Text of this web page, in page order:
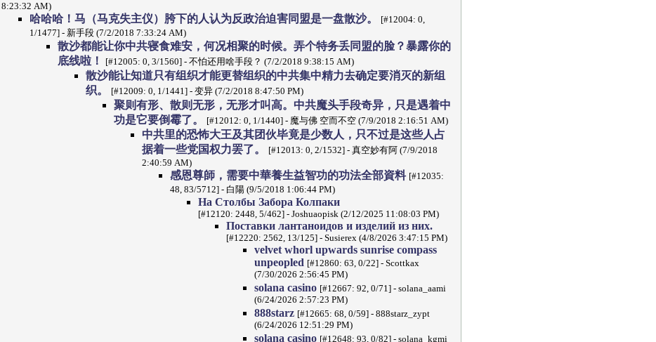
8:23:32 AM)
哈哈哈！马（马克失主仪）胯下的人认为反政治迫害同盟是一盘散沙。
[#12004: 0,
1/1477] - 新手段 (7/2/2018 7:33:24 AM)
散沙都能让你中共寝食难安，何况相聚的时候。弄个特务丢同盟的脸？暴露你的
底线啦！
[#12005: 0, 3/1560] - 不怕还用啥手段？ (7/2/2018 9:38:15 AM)
散沙能让知道只有组织才能更替组织的中共集中精力去确定要消灭的新组
织。
[#12009: 0, 1/1441] - 变异 (7/2/2018 8:47:50 PM)
聚则有形、散则无形，无形才叫高。中共魔头手段奇异，只是遇着中
功是它要倒霉了。
[#12012: 0, 1/1440] - 魔与佛 空而不空 (7/9/2018 2:16:51 AM)
中共里的恐怖大王及其团伙毕竟是少数人，只不过是这些人占
据着一些党国权力罢了。
[#12013: 0, 2/1532] - 真空妙有阿 (7/9/2018
2:40:59 AM)
感恩尊師，需要中華養生益智功的功法全部資料 [#12035:
48, 83/5712] - 白陽 (9/5/2018 1:06:44 PM)
На Столбы Забора Колпаки
[#12120: 2448, 5/462] - Joshuaopisk (2/12/2025 11:08:03 PM)
Поставки лантаноидов и изделий из них.
[#12220: 2562, 13/125] - Susierex (4/8/2026 3:47:15 PM)
velvet whorl upwards sunrise compass
unpeopled [#12860: 63, 0/22] - Scottkax
(7/30/2026 2:56:45 PM)
solana casino [#12667: 92, 0/71] - solana_aami
(6/24/2026 2:57:23 PM)
888starz [#12665: 68, 0/59] - 888starz_zypt
(6/24/2026 12:51:29 PM)
solana casino [#12648: 93, 0/82] - solana_kgmi